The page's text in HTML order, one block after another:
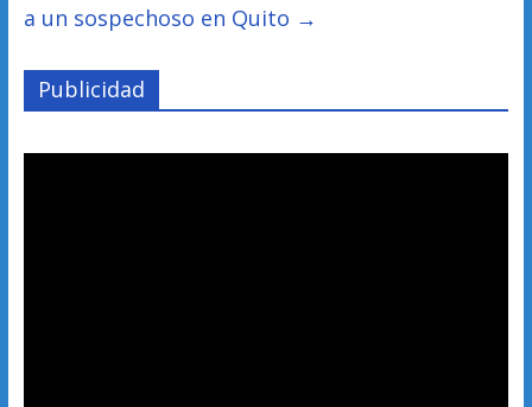
a un sospechoso en Quito →
Publicidad